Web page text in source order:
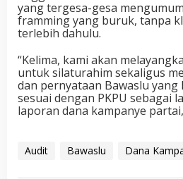
yang tergesa-gesa
framming yang buruk, tanpa
terlebih dahulu.
“Kelima, kami akan
untuk silaturahim sekaligus
dan pernyataan Bawaslu
sesuai dengan PKPU sebagai
laporan dana kampanye
Audit Bawaslu Dana